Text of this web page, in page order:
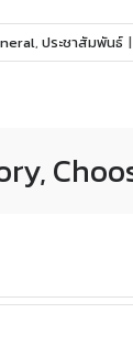
, ประชาสัมพันธ์ |